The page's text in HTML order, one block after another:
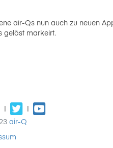
air-Qs nun auch zu neuen
gelöst markeirt.
|
|
air-Q